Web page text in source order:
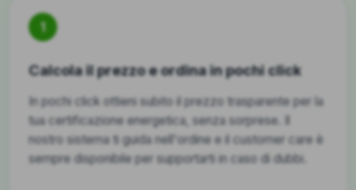
1
Calcola il prezzo e ordina in pochi click
In pochi click ottieni subito il prezzo trasparente per la
tua certificazione energetica, senza sorprese. Il
nostro sistema ti guida nell'ordine e il customer care è
sempre disponibile per supportarti in caso di dubbi.